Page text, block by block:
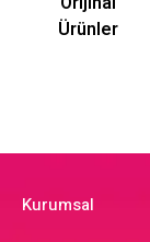
Ürünler
Kurumsal